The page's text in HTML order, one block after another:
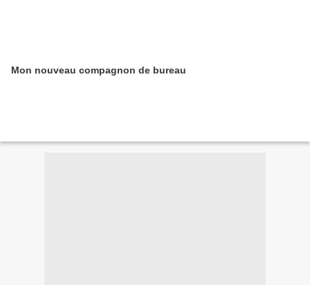
Mon nouveau compagnon de bureau